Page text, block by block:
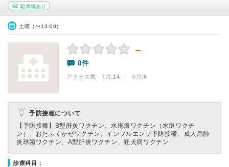
駐車場あり
土曜（〜13:00）
－
0件
アクセス数 7月:14 | 6月:6
予防接種について
【予防接種】
B型肝炎ワクチン、水疱瘡ワクチン（水痘ワクチ
ン）、おたふくかぜワクチン、インフルエンザ予防接種、成人用肺
炎球菌ワクチン、A型肝炎ワクチン、狂犬病ワクチン
診療科目：